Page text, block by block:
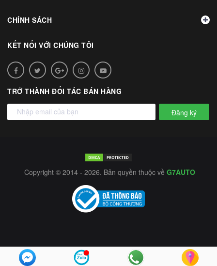
CHÍNH SÁCH
KẾT NỐI VỚI CHÚNG TÔI
TRỞ THÀNH ĐỐI TÁC BÁN HÀNG
Đăng ký
Copyright © 2014 - 2026. Bản quyền thuộc về G7AUTO